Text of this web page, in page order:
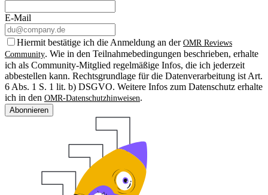
E-Mail
Hiermit bestätige ich die Anmeldung an der OMR Reviews
Community. Wie in den Teilnahmebedingungen beschrieben, erhalte
ich als Community-Mitglied regelmäßige Infos, die ich jederzeit
abbestellen kann. Rechtsgrundlage für die Datenverarbeitung ist Art.
6 Abs. 1 S. 1 lit. b) DSGVO. Weitere Infos zum Datenschutz erhalte
ich in den OMR-Datenschutzhinweisen.
Abonnieren